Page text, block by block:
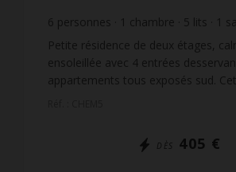
6 personnes 1 chambre 5 lits 1
Petite résidence de deux étages,
ensoleillée avec 4 entrées
appartements tous exposés sud.
DÈS 405 €